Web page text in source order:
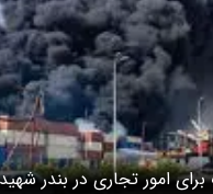
امور تجاری در بندر